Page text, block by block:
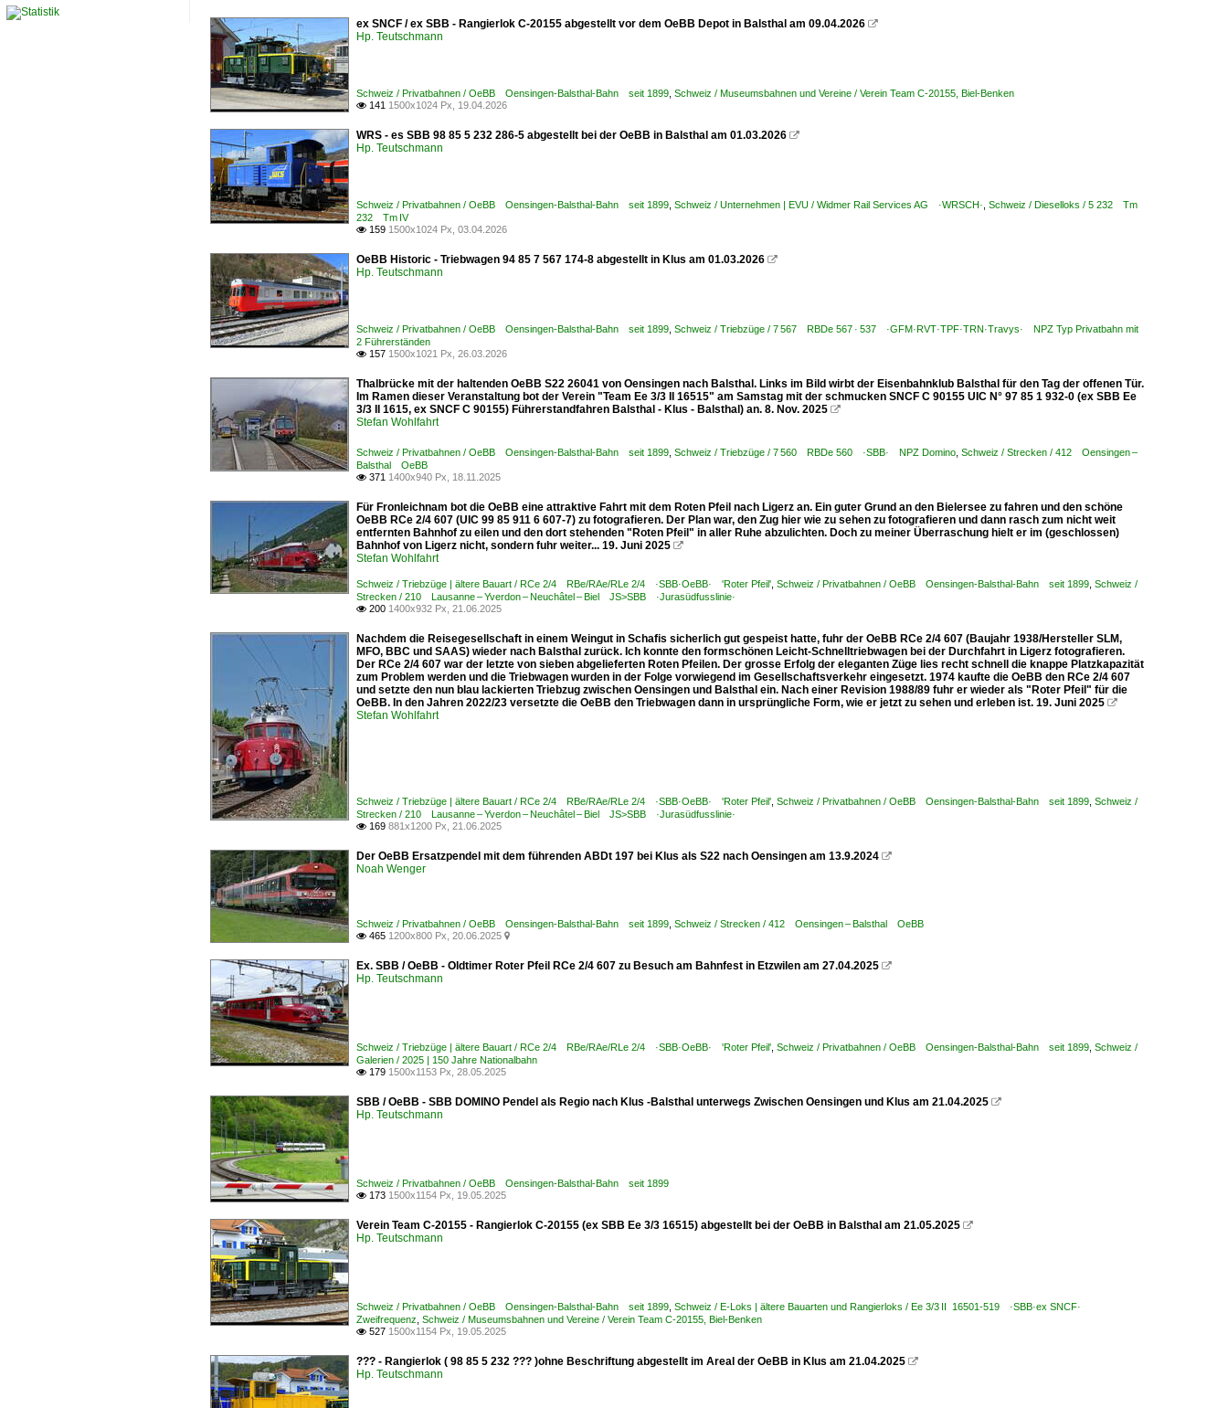
ex SNCF / ex SBB - Rangierlok C-20155 abgestellt vor dem OeBB Depot in Balsthal am 09.04.2026 
Hp. Teutschmann
Schweiz / Privatbahnen / OeBB Oensingen-Balsthal-Bahn seit 1899 Schweiz / Museumsbahnen und Vereine / Verein Team C-20155, Biel-Benken
 141 1500x1024 Px, 19.04.2026
WRS - es SBB 98 85 5 232 286-5 abgestellt bei der OeBB in Balsthal am 01.03.2026 
Hp. Teutschmann
Schweiz / Privatbahnen / OeBB Oensingen-Balsthal-Bahn seit 1899 Schweiz / Unternehmen | EVU / Widmer Rail Services AG ·WRSCH· Schweiz / Dieselloks / 5 232 Tm
232 Tm IV
 159 1500x1024 Px, 03.04.2026
OeBB Historic - Triebwagen 94 85 7 567 174-8 abgestellt in Klus am 01.03.2026 
Hp. Teutschmann
Schweiz / Privatbahnen / OeBB Oensingen-Balsthal-Bahn seit 1899 Schweiz / Triebzüge / 7 567 RBDe 567 · 537 ·GFM·RVT·TPF·TRN·Travys· NPZ Typ Privatbahn mit
2 Führerständen
 157 1500x1021 Px, 26.03.2026
Thalbrücke mit der haltenden OeBB S22 26041 von Oensingen nach Balsthal. Links im Bild wirbt der Eisenbahnklub Balsthal für den Tag der offenen Tür.
Im Ramen dieser Veranstaltung bot der Verein "Team Ee 3/3 II 16515" am Samstag mit der schmucken SNCF C 90155 UIC N° 97 85 1 932-0 (ex SBB Ee
3/3 II 1615, ex SNCF C 90155) Führerstandfahren Balsthal - Klus - Balsthal) an. 8. Nov. 2025 
Stefan Wohlfahrt
Schweiz / Privatbahnen / OeBB Oensingen-Balsthal-Bahn seit 1899 Schweiz / Triebzüge / 7 560 RBDe 560 ·SBB· NPZ Domino Schweiz / Strecken / 412 Oensingen –
Balsthal OeBB
 371 1400x940 Px, 18.11.2025
Für Fronleichnam bot die OeBB eine attraktive Fahrt mit dem Roten Pfeil nach Ligerz an. Ein guter Grund an den Bielersee zu fahren und den schöne
OeBB RCe 2/4 607 (UIC 99 85 911 6 607-7) zu fotografieren. Der Plan war, den Zug hier wie zu sehen zu fotografieren und dann rasch zum nicht weit
entfernten Bahnhof zu eilen und den dort stehenden "Roten Pfeil" in aller Ruhe abzulichten. Doch zu meiner Überraschung hielt er im (geschlossen)
Bahnhof von Ligerz nicht, sondern fuhr weiter... 19. Juni 2025 
Stefan Wohlfahrt
Schweiz / Triebzüge | ältere Bauart / RCe 2/4 RBe/RAe/RLe 2/4 ·SBB·OeBB· 'Roter Pfeil' Schweiz / Privatbahnen / OeBB Oensingen-Balsthal-Bahn seit 1899 Schweiz /
Strecken / 210 Lausanne – Yverdon – Neuchâtel – Biel JS>SBB ·Jurasüdfusslinie·
 200 1400x932 Px, 21.06.2025
Nachdem die Reisegesellschaft in einem Weingut in Schafis sicherlich gut gespeist hatte, fuhr der OeBB RCe 2/4 607 (Baujahr 1938/Hersteller SLM,
MFO, BBC und SAAS) wieder nach Balsthal zurück. Ich konnte den formschönen Leicht-Schnelltriebwagen bei der Durchfahrt in Ligerz fotografieren.
Der RCe 2/4 607 war der letzte von sieben abgelieferten Roten Pfeilen. Der grosse Erfolg der eleganten Züge lies recht schnell die knappe Platzkapazität
zum Problem werden und die Triebwagen wurden in der Folge vorwiegend im Gesellschaftsverkehr eingesetzt. 1974 kaufte die OeBB den RCe 2/4 607
und setzte den nun blau lackierten Triebzug zwischen Oensingen und Balsthal ein. Nach einer Revision 1988/89 fuhr er wieder als "Roter Pfeil" für die
OeBB. In den Jahren 2022/23 versetzte die OeBB den Triebwagen dann in ursprüngliche Form, wie er jetzt zu sehen und erleben ist. 19. Juni 2025 
Stefan Wohlfahrt
Schweiz / Triebzüge | ältere Bauart / RCe 2/4 RBe/RAe/RLe 2/4 ·SBB·OeBB· 'Roter Pfeil' Schweiz / Privatbahnen / OeBB Oensingen-Balsthal-Bahn seit 1899 Schweiz /
Strecken / 210 Lausanne – Yverdon – Neuchâtel – Biel JS>SBB ·Jurasüdfusslinie·
 169 881x1200 Px, 21.06.2025
Der OeBB Ersatzpendel mit dem führenden ABDt 197 bei Klus als S22 nach Oensingen am 13.9.2024 
Noah Wenger
Schweiz / Privatbahnen / OeBB Oensingen-Balsthal-Bahn seit 1899 Schweiz / Strecken / 412 Oensingen – Balsthal OeBB
 465 1200x800 Px, 20.06.2025 
Ex. SBB / OeBB - Oldtimer Roter Pfeil RCe 2/4 607 zu Besuch am Bahnfest in Etzwilen am 27.04.2025 
Hp. Teutschmann
Schweiz / Triebzüge | ältere Bauart / RCe 2/4 RBe/RAe/RLe 2/4 ·SBB·OeBB· 'Roter Pfeil' Schweiz / Privatbahnen / OeBB Oensingen-Balsthal-Bahn seit 1899 Schweiz /
Galerien / 2025 | 150 Jahre Nationalbahn
 179 1500x1153 Px, 28.05.2025
SBB / OeBB - SBB DOMINO Pendel als Regio nach Klus -Balsthal unterwegs Zwischen Oensingen und Klus am 21.04.2025 
Hp. Teutschmann
Schweiz / Privatbahnen / OeBB Oensingen-Balsthal-Bahn seit 1899
 173 1500x1154 Px, 19.05.2025
Verein Team C-20155 - Rangierlok C-20155 (ex SBB Ee 3/3 16515) abgestellt bei der OeBB in Balsthal am 21.05.2025 
Hp. Teutschmann
Schweiz / Privatbahnen / OeBB Oensingen-Balsthal-Bahn seit 1899 Schweiz / E-Loks | ältere Bauarten und Rangierloks / Ee 3/3 II 16501-519 ·SBB·ex SNCF·
Zweifrequenz Schweiz / Museumsbahnen und Vereine / Verein Team C-20155, Biel-Benken
 527 1500x1154 Px, 19.05.2025
??? - Rangierlok ( 98 85 5 232 ??? )ohne Beschriftung abgestellt im Areal der OeBB in Klus am 21.04.2025 
Hp. Teutschmann